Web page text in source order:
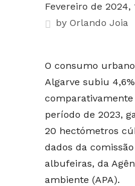
Fevereiro de 2024,
by Orlando Joia
O consumo
Algarve subiu
período de 2023,
20 hectómetros
dados da
albufeiras, da
ambiente (APA).